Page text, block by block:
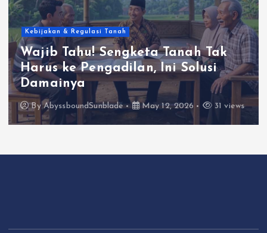
Kebijakan & Regulasi Tanah
Wajib Tahu! Sengketa Tanah Tak
Harus ke Pengadilan, Ini Solusi
Damainya
ByAbyssboundSunblade May 12, 2026 31 views